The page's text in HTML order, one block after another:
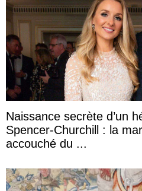
Naissance secrète d’un
Spencer-Churchill : la
accouché du ...